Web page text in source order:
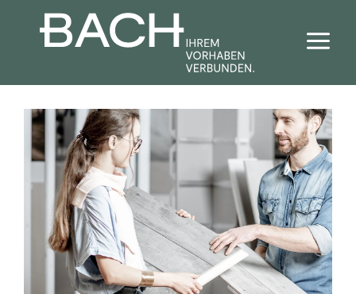
Bad + Sanitär Fliesen Haustechnik
Baustoffe Förderrechner